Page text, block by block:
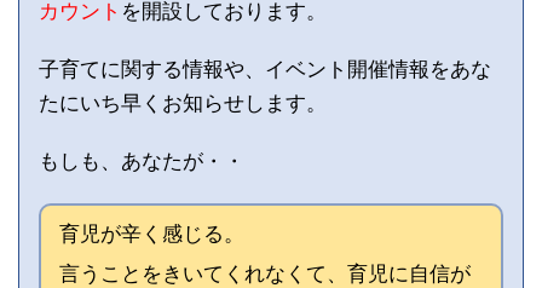
カウント を開設しております。
子育てに関する情報や、イベント開催情報をあな
たにいち早くお知らせします。
もしも、あなたが・・
育児が辛く感じる。
言うことをきいてくれなくて、育児に自信が